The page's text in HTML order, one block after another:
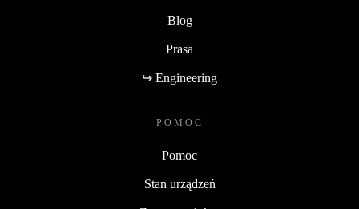
Blog
Prasa
↪ Engineering
POMOC
Pomoc
Stan urządzeń